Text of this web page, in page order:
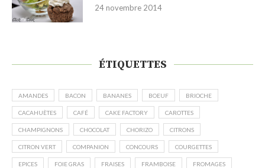
24 novembre 2014
ÉTIQUETTES
AMANDES BACON BANANES BOEUF BRIOCHE
CACAHUÈTES CAFÉ CAKE FACTORY CAROTTES
CHAMPIGNONS CHOCOLAT CHORIZO CITRONS
CITRON VERT COMPANION CONCOURS COURGETTES
EPICES FOIE GRAS FRAISES FRAMBOISE FROMAGES